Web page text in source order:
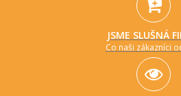
JSME SLUŠNÁ
Co naši zákazníci